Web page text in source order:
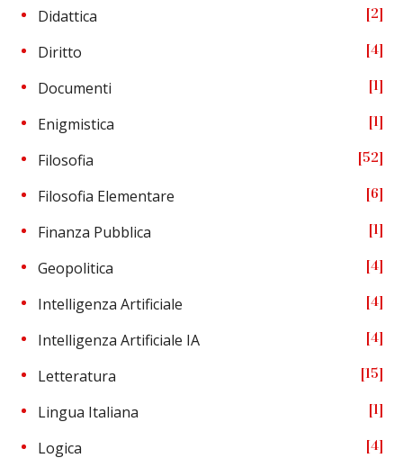
Didattica 2
Diritto 4
Documenti 1
Enigmistica 1
Filosofia 52
Filosofia Elementare 6
Finanza Pubblica 1
Geopolitica 4
Intelligenza Artificiale 4
Intelligenza Artificiale IA 4
Letteratura 15
Lingua Italiana 1
Logica 4